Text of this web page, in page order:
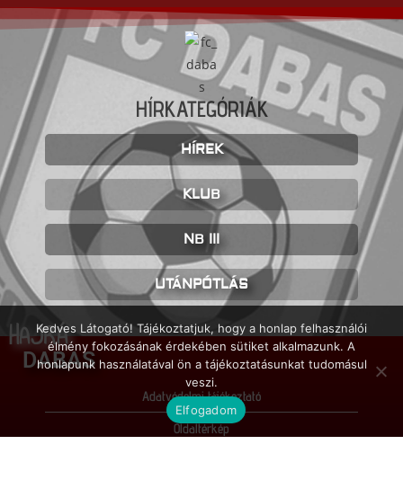
HÍRKATEGÓRIÁK
HÍREK
KLUB
NB III
UTÁNPÓTLÁS
HAJRÁ
DABAS
Adatvédelmi tájékoztató
Oldaltérkép
Kedves Látogató! Tájékoztatjuk, hogy a honlap felhasználói
élmény fokozásának érdekében sütiket alkalmazunk. A
honlapunk használatával ön a tájékoztatásunkat tudomásul
veszi.
Elfogadom